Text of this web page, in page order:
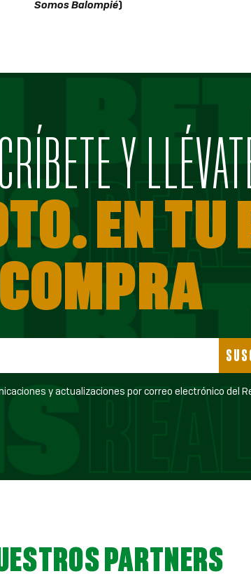
Somos Balompié)
Y
EN
COMPRA
y actualizaciones por correo electrónico del Real Betis
PARTNERS